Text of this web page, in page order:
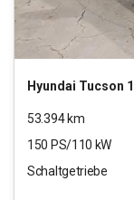
Hyundai Tucson
53.394km
150 PS/110 kW
Schaltgetriebe